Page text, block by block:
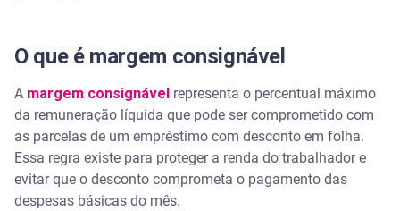
O que é margem consignável
A margem consignável representa o percentual máximo
da remuneração líquida que pode ser comprometido com
as parcelas de um empréstimo com desconto em folha.
Essa regra existe para proteger a renda do trabalhador e
evitar que o desconto comprometa o pagamento das
despesas básicas do mês.